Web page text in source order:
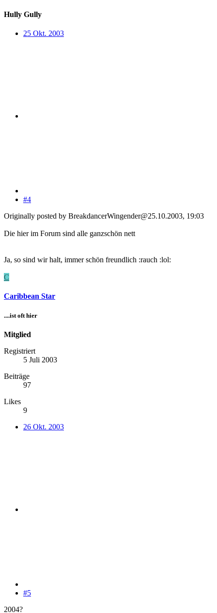
Hully Gully
25 Okt. 2003
#4
Originally posted by BreakdancerWingender@25.10.2003, 19:03
Die hier im Forum sind alle ganzschön nett
Ja, so sind wir halt, immer schön freundlich :rauch :lol:
C
Caribbean Star
....ist oft hier
Mitglied
Registriert
5 Juli 2003
Beiträge
97
Likes
9
26 Okt. 2003
#5
2004?